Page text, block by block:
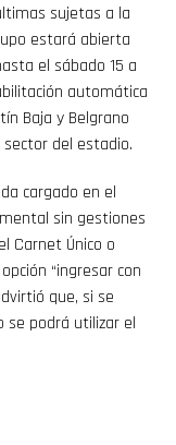
sujetas a la
estará abierta
el sábado 15 a
automática
Baja y Belgrano
del estadio.
cargado en el
sin gestiones
Carnet Único o
“ingresar con
que, si se
podrá utilizar el